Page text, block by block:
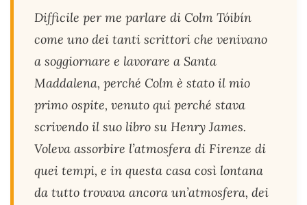
Difficile per me parlare di Colm Tóibín
come uno dei tanti scrittori che venivano
a soggiornare e lavorare a Santa
Maddalena, perché Colm è stato il mio
primo ospite, venuto qui perché stava
scrivendo il suo libro su Henry James.
Voleva assorbire l’atmosfera di Firenze di
quei tempi, e in questa casa così lontana
da tutto trovava ancora un’atmosfera, dei